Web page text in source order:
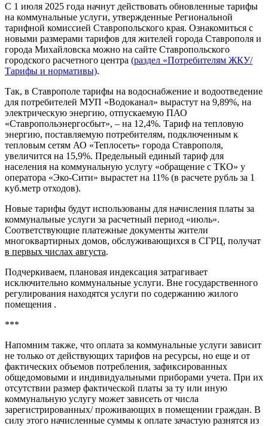
С 1 июля 2025 года начнут действовать обновленные тарифы
на коммунальные услуги, утвержденные Региональной
тарифной комиссией Ставропольского края. Ознакомиться с
новыми размерами тарифов для жителей города Ставрополя и
города Михайловска можно на сайте Ставропольского
городского расчетного центра (раздел «Потребителям ЖКУ/
Тарифы и нормативы).
Так, в Ставрополе тарифы на водоснабжение и водоотведение
для потребителей МУП «Водоканал» вырастут на 9,89%, на
электрическую энергию, отпускаемую ПАО
«Ставропольэнергосбыт», – на 12,4%. Тариф на тепловую
энергию, поставляемую потребителям, подключенным к
тепловым сетям АО «Теплосеть» города Ставрополя,
увеличится на 15,9%. Предельный единый тариф для
населения на коммунальную услугу «обращение с ТКО» у
оператора «Эко-Сити» вырастет на 11% (в расчете рубль за 1
куб.метр отходов).
Новые тарифы будут использованы для начисления платы за
коммунальные услуги за расчетный период «июль».
Соответствующие платежные документы жители
многоквартирных домов, обслуживающихся в СГРЦ, получат
в первых числах августа.
Подчеркиваем, плановая индексация затрагивает
исключительно коммунальные услуги. Вне государственного
регулирования находятся услуги по содержанию жилого
помещения .
***
Напомним также, что оплата за коммунальные услуги зависит
не только от действующих тарифов на ресурсы, но еще и от
фактических объемов потребления, зафиксированных
общедомовыми и индивидуальными приборами учета. При их
отсутствии размер фактической платы за ту или иную
коммунальную услугу может зависеть от числа
зарегистрированных/ проживающих в помещении граждан. В
силу этого начисленные суммы к оплате зачастую разнятся из